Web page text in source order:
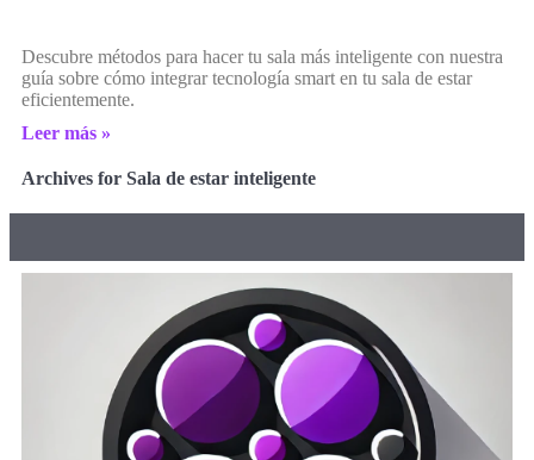
Descubre métodos para hacer tu sala más inteligente con nuestra
guía sobre cómo integrar tecnología smart en tu sala de estar
eficientemente.
Leer más »
Archives for Sala de estar inteligente